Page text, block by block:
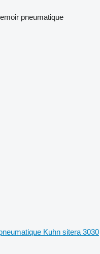
pneumatique
Kuhn sitera 3030